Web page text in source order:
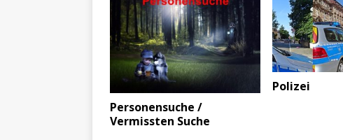
Personensuche /
Vermissten Suche
Polizei